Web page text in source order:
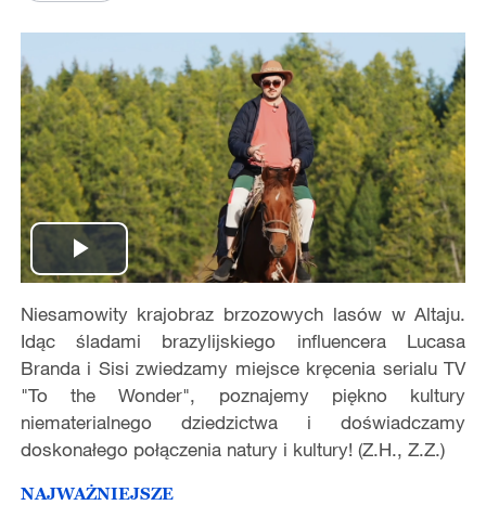
Play
Video
Niesamowity krajobraz brzozowych lasów w Altaju.
Idąc śladami brazylijskiego influencera Lucasa
Branda i Sisi zwiedzamy miejsce kręcenia serialu TV
"To the Wonder", poznajemy piękno kultury
niematerialnego dziedzictwa i doświadczamy
doskonałego połączenia natury i kultury! (Z.H., Z.Z.)
NAJWAŻNIEJSZE